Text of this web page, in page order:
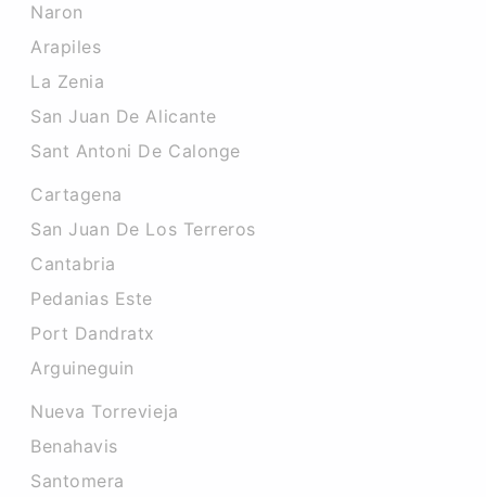
Naron
Arapiles
La Zenia
San Juan De Alicante
Sant Antoni De Calonge
Cartagena
San Juan De Los Terreros
Cantabria
Pedanias Este
Port Dandratx
Arguineguin
Nueva Torrevieja
Benahavis
Santomera